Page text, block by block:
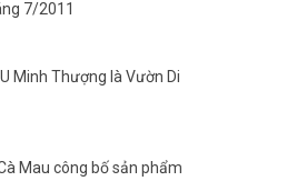
7/2011
Minh Thượng là Vườn Di
Mau công bố sản phẩm